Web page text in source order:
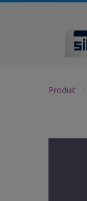
Produit